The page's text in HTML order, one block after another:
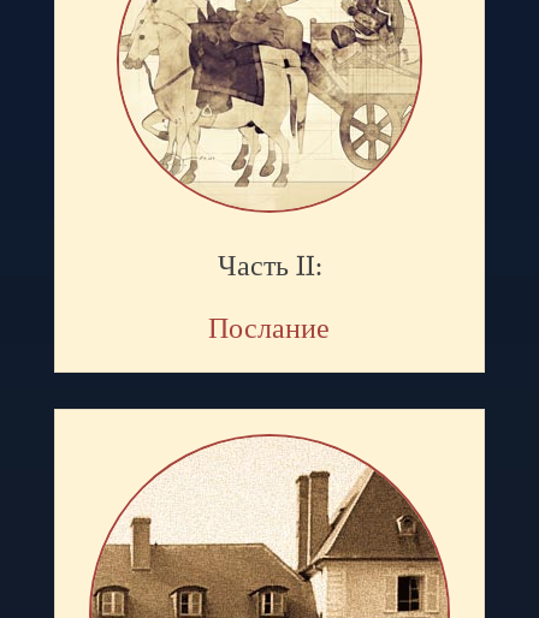
Часть II:
Послание